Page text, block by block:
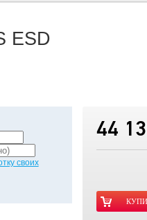
ESD
своих
44